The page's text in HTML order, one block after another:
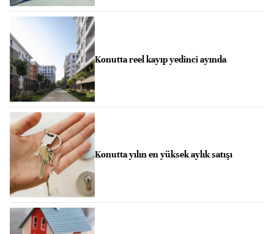
Konutta reel kayıp yedinci ayında
Konutta yılın en yüksek aylık satışı